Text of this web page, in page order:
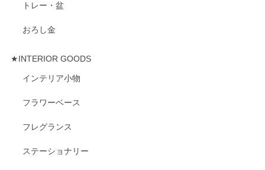
トレー・盆
おろし金
★INTERIOR GOODS
インテリア小物
フラワーベース
フレグランス
ステーショナリー